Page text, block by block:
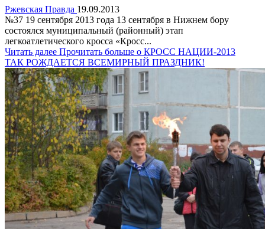
Ржевская Правда 19.09.2013
№37 19 сентября 2013 года 13 сентября в Нижнем бору
состоялся муниципальный (районный) этап
легкоатлетического кросса «Кросс...
Читать далее Прочитать больше о КРОСС НАЦИИ-2013
ТАК РОЖДАЕТСЯ ВСЕМИРНЫЙ ПРАЗДНИК!